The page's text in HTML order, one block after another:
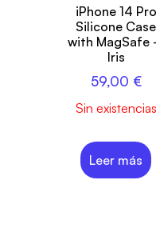
iPhone 14 Pro
Silicone Case
with MagSafe
Iris
59,00 €
Sin existencias
Leer más